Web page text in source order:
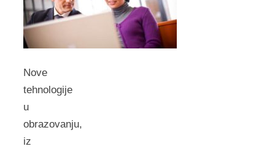
Nove
tehnologije
u
obrazovanju,
iz